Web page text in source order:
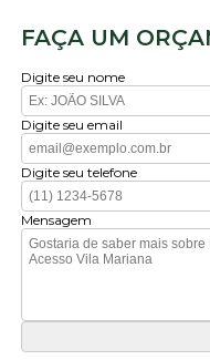
FAÇA UM
Digite seu nome
Digite seu email
Digite seu telefone
Mensagem